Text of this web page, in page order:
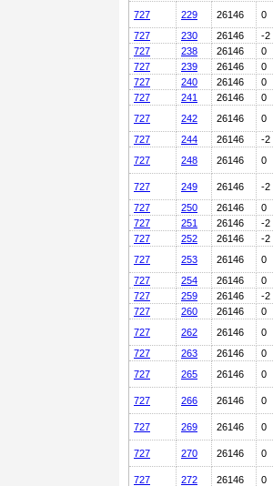
727
229 26146
0
727
230 26146
-2
727
238 26146
0
727
239 26146
0
727
240 26146
0
727
241 26146
0
727
242 26146
0
727
244 26146
-2
727
248 26146 0
727 249 26146
-2
727
250 26146
0
727
251 26146
-2
727
252 26146
-2
727
253 26146
0
727
254 26146
0
727
259 26146
-2
727
260 26146
0
727
262 26146
0
727
263 26146
0
727
265 26146 0
727 266 26146 0
727 269 26146 0
727 270 26146 0
727 272 26146 0